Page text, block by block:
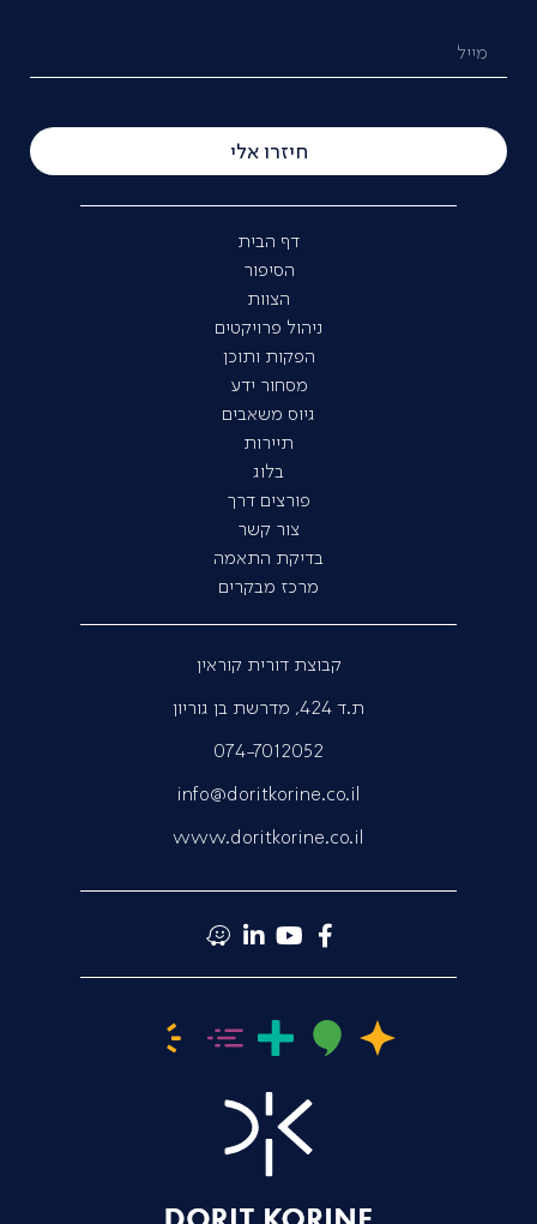
חיזרו אלי
דף הבית
הסיפור
הצוות
ניהול פרויקטים
הפקות ותוכן
מסחור ידע
גיוס משאבים
תיירות
בלוג
פורצים דרך
צור קשר
בדיקת התאמה
מרכז מבקרים
קבוצת דורית קוראין
ת.ד 424, מדרשת בן גוריון
074-7012052
info@doritkorine.co.il
www.doritkorine.co.il